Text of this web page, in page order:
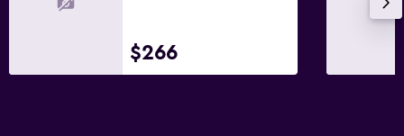
$266